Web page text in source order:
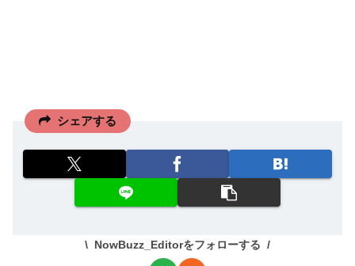
シェアする
NowBuzz_Editorをフォローする